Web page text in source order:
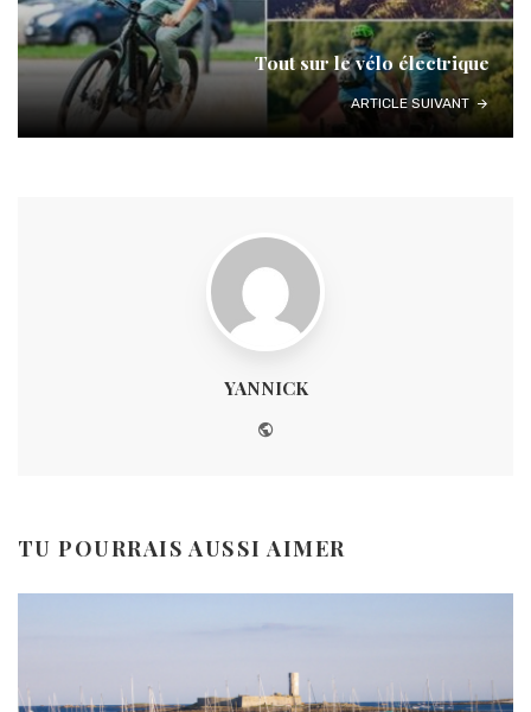
Tout sur le vélo électrique
ARTICLE SUIVANT
YANNICK
TU POURRAIS AUSSI AIMER